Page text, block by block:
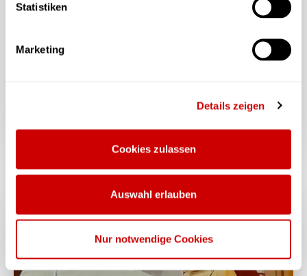
Statistiken
Marketing
Details zeigen
Cookies zulassen
Auswahl erlauben
Nur notwendige Cookies